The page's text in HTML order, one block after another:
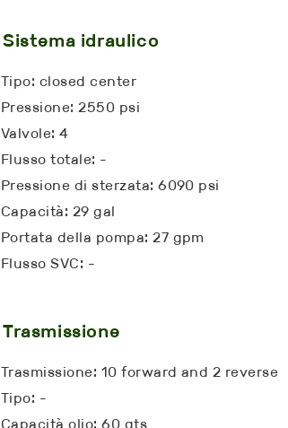
Sistema idraulico
Tipo: closed center
Pressione: 2550 psi
Valvole: 4
Flusso totale: -
Pressione di sterzata: 6090 psi
Capacità: 29 gal
Portata della pompa: 27 gpm
Flusso SVC: -
Trasmissione
Trasmissione: 10 forward and 2 reverse
Tipo: -
Capacità olio: 60 qts